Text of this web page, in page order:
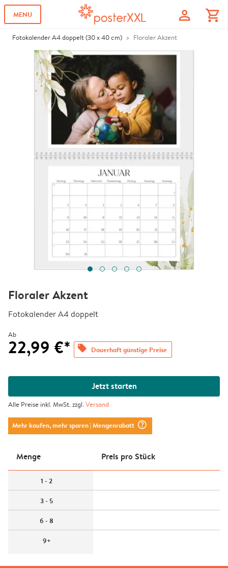
MENU profile shopping_cart
Fotokalender A4 doppelt (30 x 40 cm) Floraler Akzent
Floraler Akzent
Fotokalender A4 doppelt
Ab
22,99 €* offers Dauerhaft günstige Preise
Jetzt starten
Alle Preise inkl. MwSt. zzgl.Versand
Mehr kaufen, mehr sparen| Mengenrabatt question_mark_circle
Menge Preis pro Stück
1 - 2
3 - 5
6 - 8
9+